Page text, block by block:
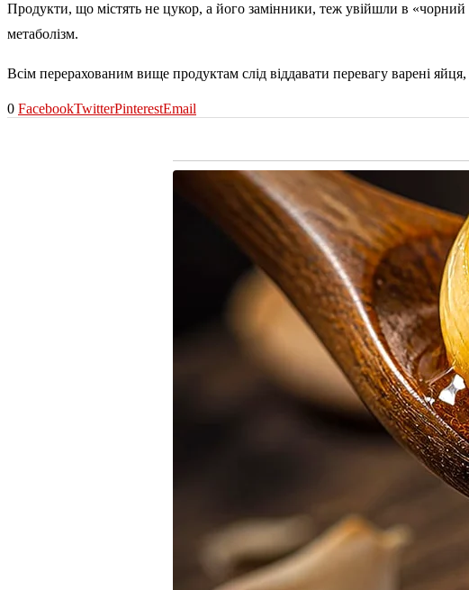
Продукти, що містять не цукор, а його замінники, теж увійшли в
метаболізм.
Всім перерахованим вище продуктам слід віддавати перевагу варені
0 FacebookTwitterPinterestEmail